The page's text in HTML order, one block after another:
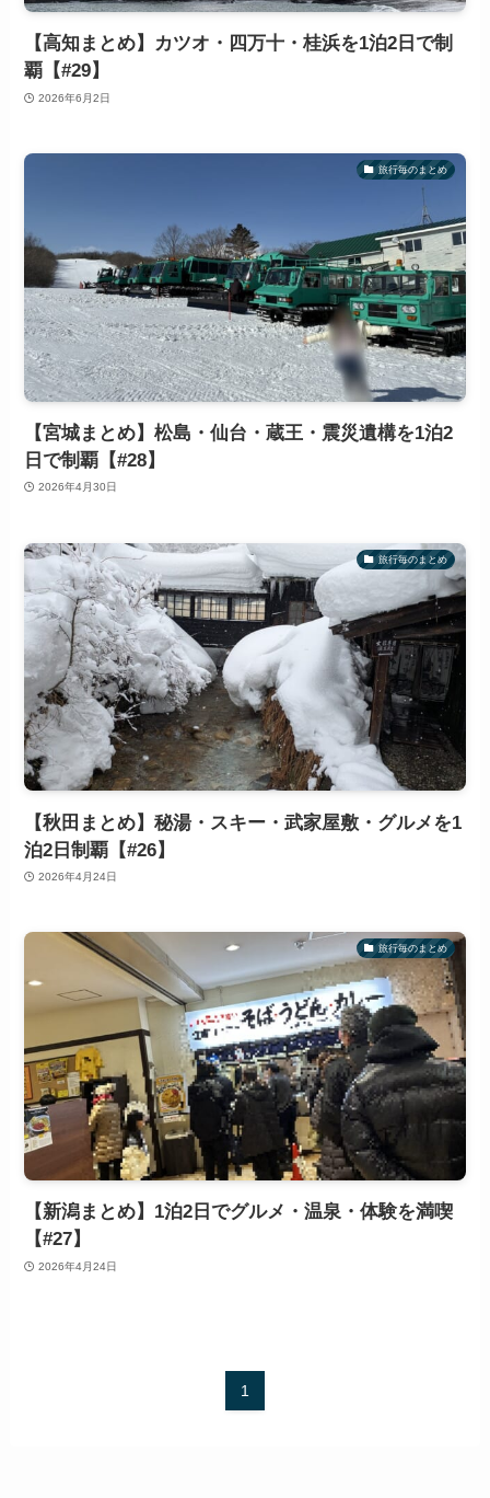
【高知まとめ】カツオ・四万十・桂浜を1泊2日で制
覇【#29】
2026年6月2日
旅行毎のまとめ
【宮城まとめ】松島・仙台・蔵王・震災遺構を1泊2
日で制覇【#28】
2026年4月30日
旅行毎のまとめ
【秋田まとめ】秘湯・スキー・武家屋敷・グルメを1
泊2日制覇【#26】
2026年4月24日
旅行毎のまとめ
【新潟まとめ】1泊2日でグルメ・温泉・体験を満喫
【#27】
2026年4月24日
1